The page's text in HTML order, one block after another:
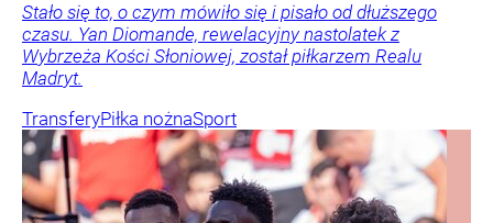
Stało się to, o czym mówiło się i pisało od dłuższego
czasu. Yan Diomande, rewelacyjny nastolatek z
Wybrzeża Kości Słoniowej, został piłkarzem Realu
Madryt.
TransferyPiłka nożnaSport